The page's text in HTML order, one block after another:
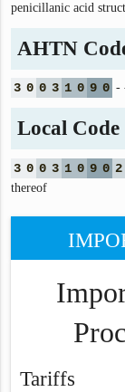
penicillanic acid
AHTN
3 0 0 3 1 0 9 0 -
Local Code
3 0 0 3 1 0 9 0 2
thereof
Tariffs